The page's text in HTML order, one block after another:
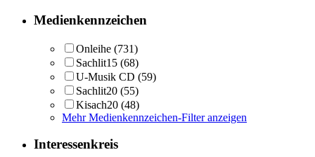
Medienkennzeichen
Onleihe (731)
Sachlit15 (68)
U-Musik CD (59)
Sachlit20 (55)
Kisach20 (48)
Mehr Medienkennzeichen-Filter anzeigen
Interessenkreis